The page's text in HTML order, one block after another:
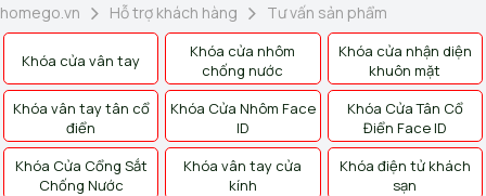
homego.vn Hỗ trợ khách hàng Tư vấn sản phẩm
Khóa cửa vân tay
Khóa cửa nhôm
chống nước
Khóa cửa nhận diện
khuôn mặt
Khóa vân tay tân cổ
điển
Khóa Cửa Nhôm Face
ID
Khóa Cửa Tân Cổ
Điển Face ID
Khóa Cửa Cổng Sắt
Chống Nước
Khóa vân tay cửa
kính
Khóa điện tử khách
sạn